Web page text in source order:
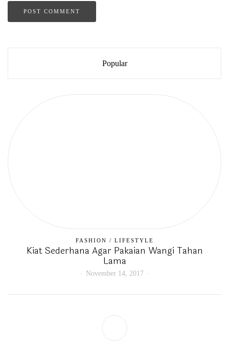
Popular
FASHION / LIFESTYLE
Kiat Sederhana Agar Pakaian Wangi Tahan
Lama
November 14, 2017